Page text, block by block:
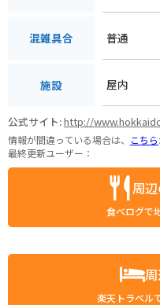
混雑具合 普通
施設 屋内
公式サイト:http://
情報が間違っている場合は、 こちら
最終更新ユーザー：
周
食べログで
楽天トラベル